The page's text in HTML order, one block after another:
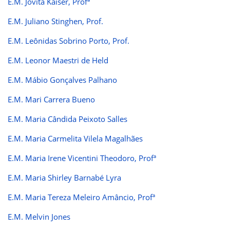
E.M. Juliano Stinghen, Prof.
E.M. Leônidas Sobrino Porto, Prof.
E.M. Leonor Maestri de Held
E.M. Mábio Gonçalves Palhano
E.M. Mari Carrera Bueno
E.M. Maria Cândida Peixoto Salles
E.M. Maria Carmelita Vilela Magalhães
E.M. Maria Irene Vicentini Theodoro, Profª
E.M. Maria Shirley Barnabé Lyra
E.M. Maria Tereza Meleiro Amâncio, Profª
E.M. Melvin Jones